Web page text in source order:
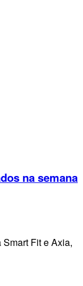
na semana
Fit e Axia,